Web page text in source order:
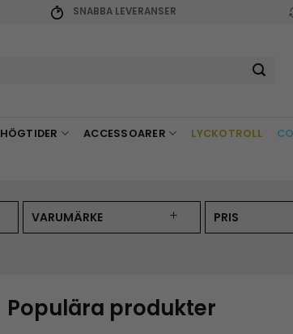
SNABBA LEVERANSER
HÖGTIDER ACCESSOARER LYCKOTROLL
VARUMÄRKE PRIS
Populära produkter